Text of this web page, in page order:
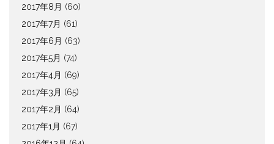
2017年8月 (60)
2017年7月 (61)
2017年6月 (63)
2017年5月 (74)
2017年4月 (69)
2017年3月 (65)
2017年2月 (64)
2017年1月 (67)